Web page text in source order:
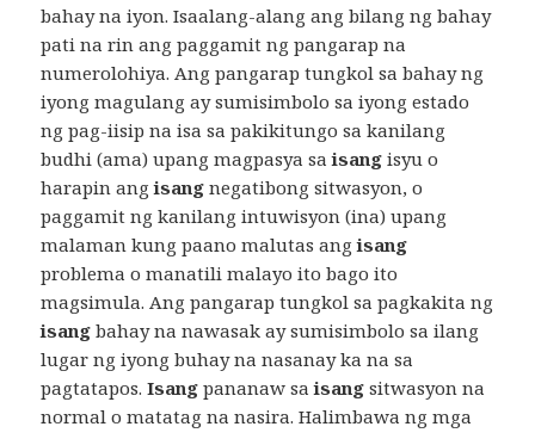
bahay na iyon. Isaalang-alang ang bilang ng bahay
pati na rin ang paggamit ng pangarap na
numerolohiya. Ang pangarap tungkol sa bahay ng
iyong magulang ay sumisimbolo sa iyong estado
ng pag-iisip na isa sa pakikitungo sa kanilang
budhi (ama) upang magpasya saisang isyu o
harapin angisang negatibong sitwasyon, o
paggamit ng kanilang intuwisyon (ina) upang
malaman kung paano malutas angisang
problema o manatili malayo ito bago ito
magsimula. Ang pangarap tungkol sa pagkakita ng
isang bahay na nawasak ay sumisimbolo sa ilang
lugar ng iyong buhay na nasanay ka na sa
pagtatapos.Isang pananaw saisang sitwasyon na
normal o matatag na nasira. Halimbawa ng mga